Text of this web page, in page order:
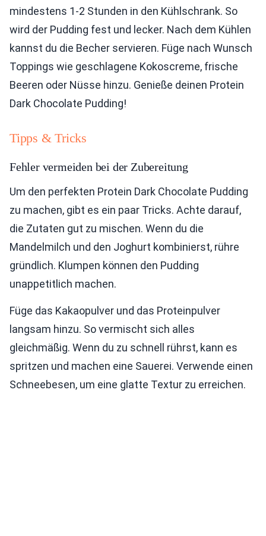
mindestens 1-2 Stunden in den Kühlschrank. So
wird der Pudding fest und lecker. Nach dem Kühlen
kannst du die Becher servieren. Füge nach Wunsch
Toppings wie geschlagene Kokoscreme, frische
Beeren oder Nüsse hinzu. Genieße deinen Protein
Dark Chocolate Pudding!
Tipps & Tricks
Fehler vermeiden bei der Zubereitung
Um den perfekten Protein Dark Chocolate Pudding
zu machen, gibt es ein paar Tricks. Achte darauf,
die Zutaten gut zu mischen. Wenn du die
Mandelmilch und den Joghurt kombinierst, rühre
gründlich. Klumpen können den Pudding
unappetitlich machen.
Füge das Kakaopulver und das Proteinpulver
langsam hinzu. So vermischt sich alles
gleichmäßig. Wenn du zu schnell rührst, kann es
spritzen und machen eine Sauerei. Verwende einen
Schneebesen, um eine glatte Textur zu erreichen.